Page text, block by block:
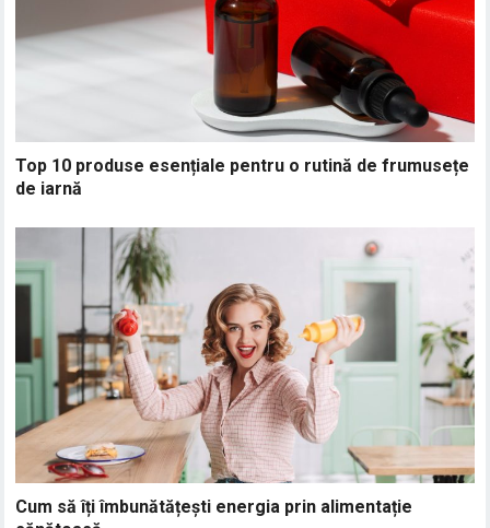
Top 10 produse esențiale pentru o rutină de frumusețe
de iarnă
Cum să îți îmbunătățești energia prin alimentație